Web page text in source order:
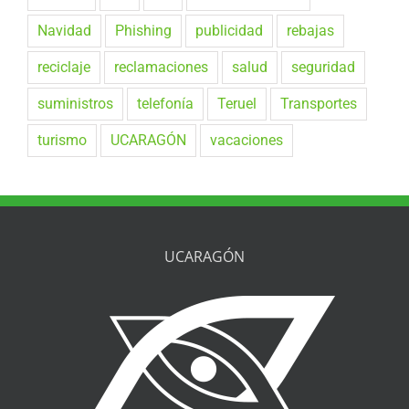
Navidad Phishing publicidad rebajas
reciclaje reclamaciones salud seguridad
suministros telefonía Teruel Transportes
turismo UCARAGÓN vacaciones
UCARAGÓN